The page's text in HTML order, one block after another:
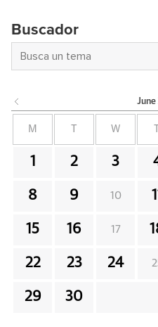
Buscador
June
M W
1 2 3
8 9 10
15 16 17
22 23 24
29 30